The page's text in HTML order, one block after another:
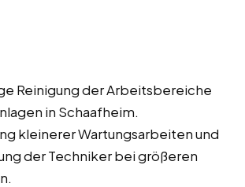
Reinigung der Arbeitsbereiche
in Schaafheim.
kleinerer Wartungsarbeiten und
der Techniker bei größeren